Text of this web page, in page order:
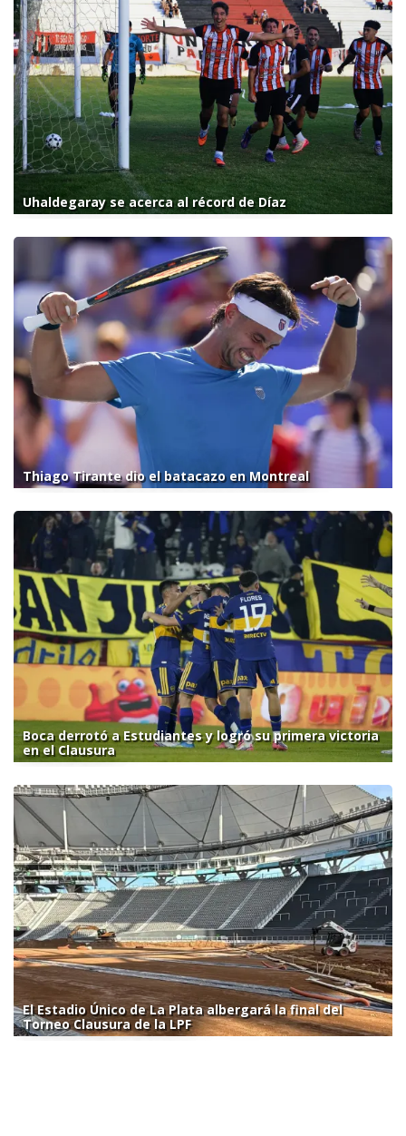
Uhaldegaray se acerca al récord de Díaz
Thiago Tirante dio el batacazo en Montreal
Boca derrotó a Estudiantes y logró su primera victoria
en el Clausura
El Estadio Único de La Plata albergará la final del
Torneo Clausura de la LPF